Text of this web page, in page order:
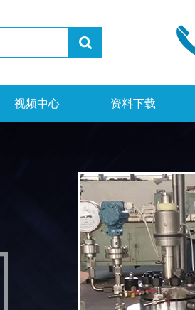
视频中心 资料下载